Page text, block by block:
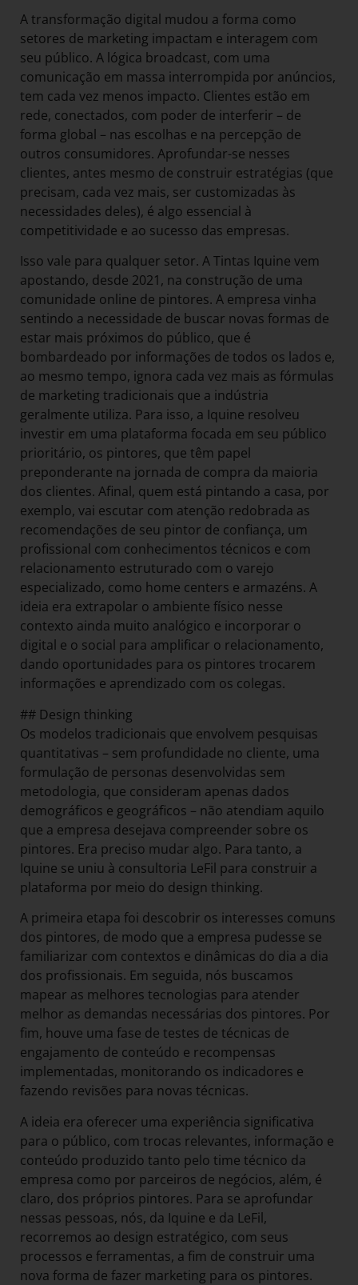
A transformação digital mudou a forma como
setores de marketing impactam e interagem com
seu público. A lógica broadcast, com uma
comunicação em massa interrompida por anúncios,
tem cada vez menos impacto. Clientes estão em
rede, conectados, com poder de interferir – de
forma global – nas escolhas e na percepção de
outros consumidores. Aprofundar-se nesses
clientes, antes mesmo de construir estratégias (que
precisam, cada vez mais, ser customizadas às
necessidades deles), é algo essencial à
competitividade e ao sucesso das empresas.
Isso vale para qualquer setor. A Tintas Iquine vem
apostando, desde 2021, na construção de uma
comunidade online de pintores. A empresa vinha
sentindo a necessidade de buscar novas formas de
estar mais próximos do público, que é
bombardeado por informações de todos os lados e,
ao mesmo tempo, ignora cada vez mais as fórmulas
de marketing tradicionais que a indústria
geralmente utiliza. Para isso, a Iquine resolveu
investir em uma plataforma focada em seu público
prioritário, os pintores, que têm papel
preponderante na jornada de compra da maioria
dos clientes. Afinal, quem está pintando a casa, por
exemplo, vai escutar com atenção redobrada as
recomendações de seu pintor de confiança, um
profissional com conhecimentos técnicos e com
relacionamento estruturado com o varejo
especializado, como home centers e armazéns. A
ideia era extrapolar o ambiente físico nesse
contexto ainda muito analógico e incorporar o
digital e o social para amplificar o relacionamento,
dando oportunidades para os pintores trocarem
informações e aprendizado com os colegas.
## Design thinking
Os modelos tradicionais que envolvem pesquisas
quantitativas – sem profundidade no cliente, uma
formulação de personas desenvolvidas sem
metodologia, que consideram apenas dados
demográficos e geográficos – não atendiam aquilo
que a empresa desejava compreender sobre os
pintores. Era preciso mudar algo. Para tanto, a
Iquine se uniu à consultoria LeFil para construir a
plataforma por meio do design thinking.
A primeira etapa foi descobrir os interesses comuns
dos pintores, de modo que a empresa pudesse se
familiarizar com contextos e dinâmicas do dia a dia
dos profissionais. Em seguida, nós buscamos
mapear as melhores tecnologias para atender
melhor as demandas necessárias dos pintores. Por
fim, houve uma fase de testes de técnicas de
engajamento de conteúdo e recompensas
implementadas, monitorando os indicadores e
fazendo revisões para novas técnicas.
A ideia era oferecer uma experiência significativa
para o público, com trocas relevantes, informação e
conteúdo produzido tanto pelo time técnico da
empresa como por parceiros de negócios, além, é
claro, dos próprios pintores. Para se aprofundar
nessas pessoas, nós, da Iquine e da LeFil,
recorremos ao design estratégico, com seus
processos e ferramentas, a fim de construir uma
nova forma de fazer marketing para os pintores.